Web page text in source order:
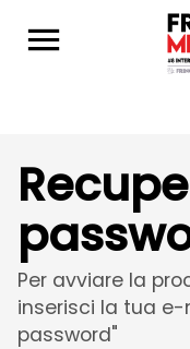
Per avviare la
inserisci la tua e-
password"